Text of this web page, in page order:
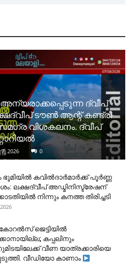
ദ്വീപ്
ടൗൺ ആന്റ് കണ്ട്രി
വിശകലനം. ദ്വീപ്
2026 0
ഭൂമിയിൽ കവിൽദാർമാർക്ക് പൂർണ്ണ
ലക്ഷദ്വീപ് അഡ്മിനിസ്ട്രേഷന്
നിന്നും കനത്ത തിരിച്ചടി
കോറൽസ് ജെട്ടിയിൽ
കപ്പലിനും
വീണ യാത്രക്കാരിയെ
വീഡിയോ കാണാം